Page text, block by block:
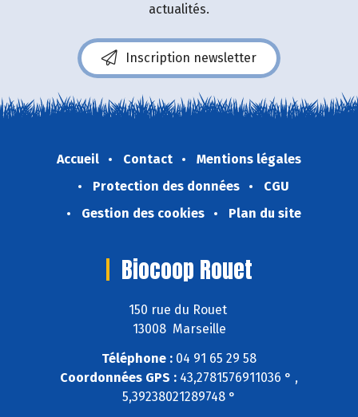
actualités.
Inscription newsletter
Accueil Contact
Mentions légales
Protection des données
CGU
Gestion des cookies
Plan du site
Biocoop Rouet
150 rue du Rouet
13008 Marseille
Téléphone : 04 91 65 29 58
Coordonnées GPS : 43,2781576911036 ° ,
5,39238021289748 °